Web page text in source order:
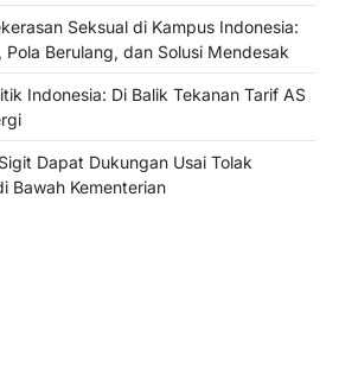
Seksual di Kampus Indonesia:
Pola Berulang, dan Solusi Mendesak
Indonesia: Di Balik Tekanan Tarif AS
Dapat Dukungan Usai Tolak
Bawah Kementerian